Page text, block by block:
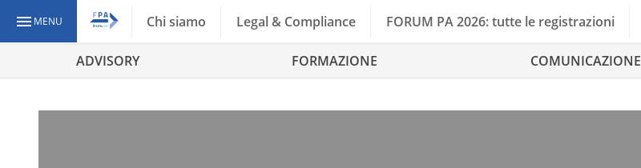
MENU Chi siamo Legal & Compliance FORUM PA 2026: tutte le registrazioni
ADVISORY FORMAZIONE COMUNICAZIONE